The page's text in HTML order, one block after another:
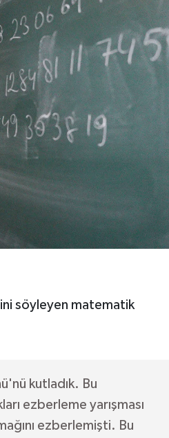
söyleyen matematik
kutladık. Bu
ezberleme yarışması
ezberlemişti. Bu